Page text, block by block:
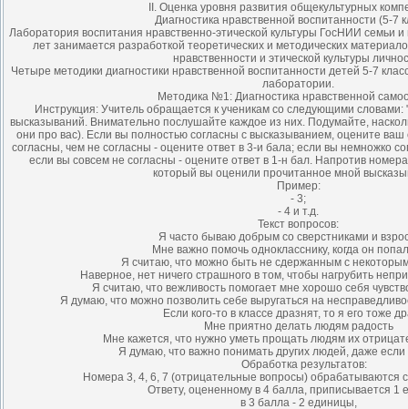
II. Оценка уровня развития общекультурных
Диагностика нравственной воспитанности (5-7
Лаборатория воспитания нравственно-этической культуры ГосНИИ семьи
лет занимается разработкой теоретических и методических
нравственности и этической культуры
Четыре методики диагностики нравственной воспитанности детей 5-7
лаборатории.
Методика №1: Диагностика нравственной
Инструкция: Учитель обращается к ученикам со следующими
высказываний. Внимательно послушайте каждое из них. Подумайте,
они про вас). Если вы полностью согласны с высказыванием, оцените
согласны, чем не согласны - оцените ответ в 3-и бала; если вы немножко
если вы совсем не согласны - оцените ответ в 1-н бал. Напротив
который вы оценили прочитанное мной
Пример:
- 3;
- 4 и т.д.
Текст вопросов:
Я часто бываю добрым со сверстниками и
Мне важно помочь однокласснику, когда он
Я считаю, что можно быть не сдержанным с
Наверное, нет ничего страшного в том, чтобы нагрубить
Я считаю, что вежливость помогает мне хорошо себя
Я думаю, что можно позволить себе выругаться на
Если кого-то в классе дразнят, то я его тоже
Мне приятно делать людям радость
Мне кажется, что нужно уметь прощать людям их
Я думаю, что важно понимать других людей, даже
Обработка результатов:
Номера 3, 4, 6, 7 (отрицательные вопросы) обрабатываются
Ответу, оцененному в 4 балла, приписывается 1
в 3 балла - 2 единицы,